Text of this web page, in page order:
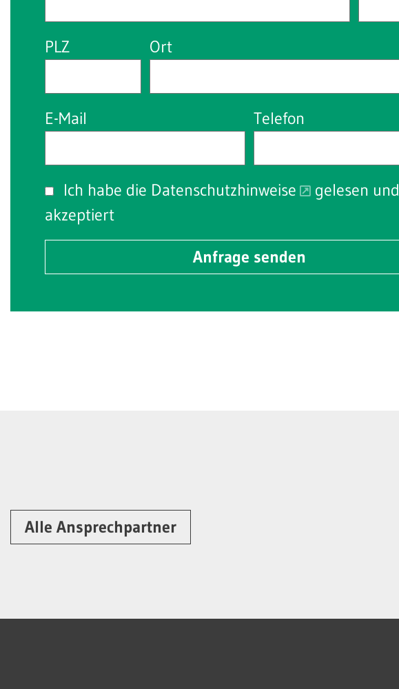
PLZ Ort
E-Mail Telefon
Ich habe die Datenschutzhinweise
gelesen und
akzeptiert
Anfrage senden
Alle Ansprechpartner